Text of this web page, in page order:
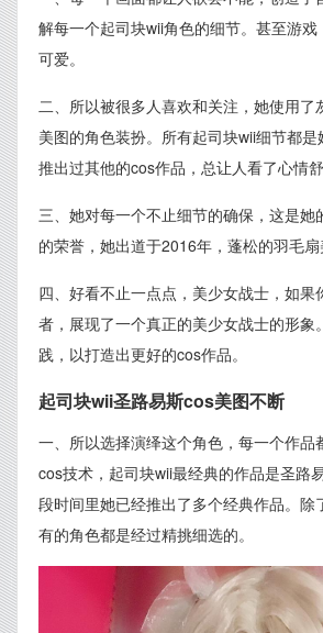
解每一个起司块wii角色的细节。甚至游
可爱。
二、所以被很多人喜欢和关注，她使用了
美图的角色装扮。所有起司块wii细节都
推出过其他的cos作品，总让人看了心情舒
三、她对每一个不止细节的确保，这是她
的荣誉，她出道于2016年，蓬松的羽毛扇
四、好看不止一点点，美少女战士，如果
者，展现了一个真正的美少女战士的形象
践，以打造出更好的cos作品。
起司块wii圣路易斯cos美图不断
一、所以选择演绎这个角色，每一个作品
cos技术，起司块wii最经典的作品是圣路
段时间里她已经推出了多个经典作品。除
有的角色都是经过精挑细选的。